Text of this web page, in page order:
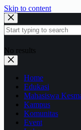
Skip to content
No results
Home
Edukasi
Mahasiswa
Kampus
Komunitas
Event